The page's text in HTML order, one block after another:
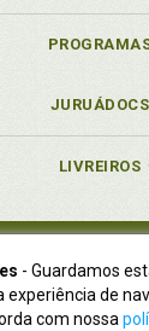
JURUÁDOCS
LIVREIROS
Ltda., CNPJ
Ltda., CNPJ
R. Flávio
- Guardamos
experiência de
com nossa